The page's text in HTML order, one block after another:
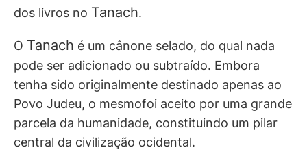
dos livros no Tanach.
O Tanach é um cânone selado, do qual nada
pode ser adicionado ou subtraído. Embora
tenha sido originalmente destinado apenas ao
Povo Judeu, o mesmofoi aceito por uma grande
parcela da humanidade, constituindo um pilar
central da civilização ocidental.